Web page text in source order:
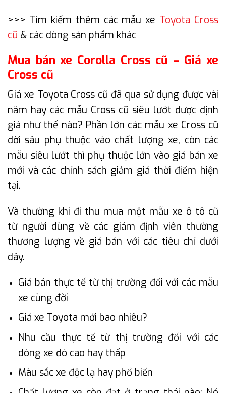
>>> Tìm kiếm thêm các mẫu xe Toyota Cross
cũ & các dòng sản phẩm khác
Mua bán xe Corolla Cross cũ – Giá xe
Cross cũ
Giá xe Toyota Cross cũ đã qua sử dụng được vài
năm hay các mẫu Cross cũ siêu lướt được định
giá như thế nào? Phần lớn các mẫu xe Cross cũ
đời sâu phụ thuộc vào chất lượng xe, còn các
mẫu siêu lướt thì phụ thuộc lớn vào giá bán xe
mới và các chính sách giảm giá thời điểm hiện
tại.
Và thường khi đi thu mua một mẫu xe ô tô cũ
từ người dùng về các giám định viên thường
thương lượng về giá bán với các tiêu chí dưới
dây.
Giá bán thực tế từ thị trường đối với các mẫu
xe cùng đời
Giá xe Toyota mới bao nhiêu?
Nhu cầu thực tế từ thị trường đối với các
dòng xe đó cao hay thấp
Màu sắc xe độc lạ hay phổ biến